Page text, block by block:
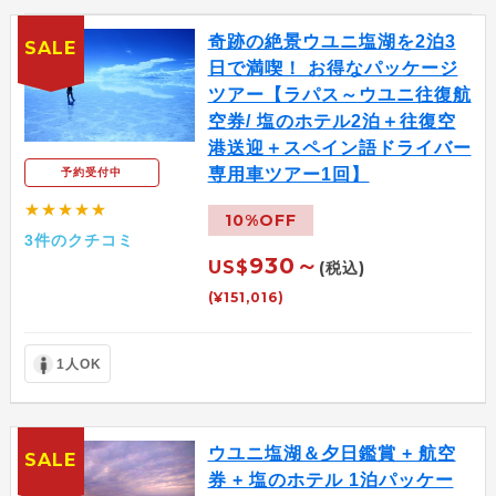
予約受付中
★★★★★
3件のクチコミ
奇跡の絶景ウユニ塩湖を2泊3
日で満喫！ お得なパッケージ
ツアー【ラパス～ウユニ往復航
空券/ 塩のホテル2泊＋往復空
港送迎＋スペイン語ドライバー
専用車ツアー1回】
10%OFF
US$930～ (税込)
(¥151,016)
1人OK
SALE
ウユニ塩湖＆夕日鑑賞 + 航空
券 + 塩のホテル 1泊パッケー
SALE